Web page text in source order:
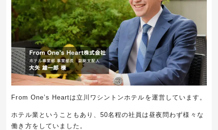
From One’s Heartは立川ワシントンホテルを運営しています。
ホテル業ということもあり、50名程の社員は昼夜問わず様々な
働き方をしていました。